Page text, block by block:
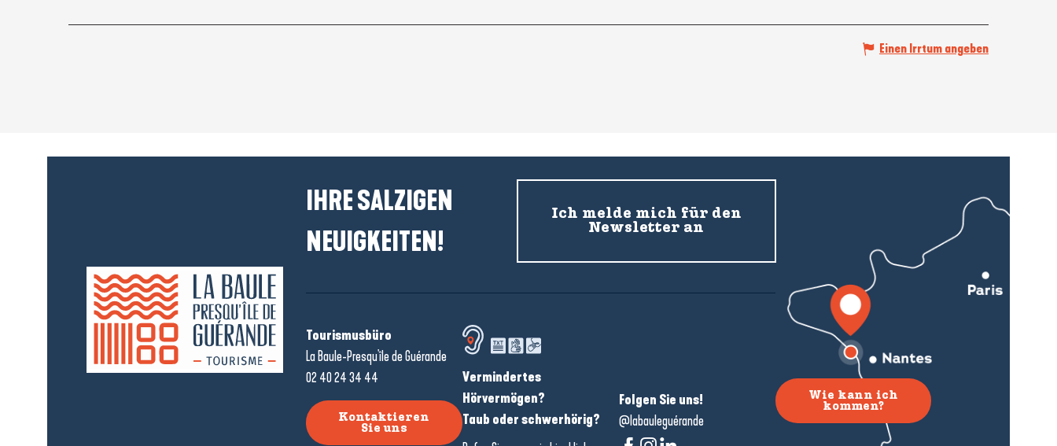
Einen Irrtum angeben
IHRE SALZIGEN
NEUIGKEITEN!
Ich melde mich für den
Newsletter an
Tourismusbüro
La Baule-Presqu'île de Guérande
02 40 24 34 44
Kontaktieren
Sie uns
Vermindertes
Hörvermögen?
Taub oder schwerhörig?
Folgen Sie uns!
@labauleguérande
Wie kann ich
kommen?